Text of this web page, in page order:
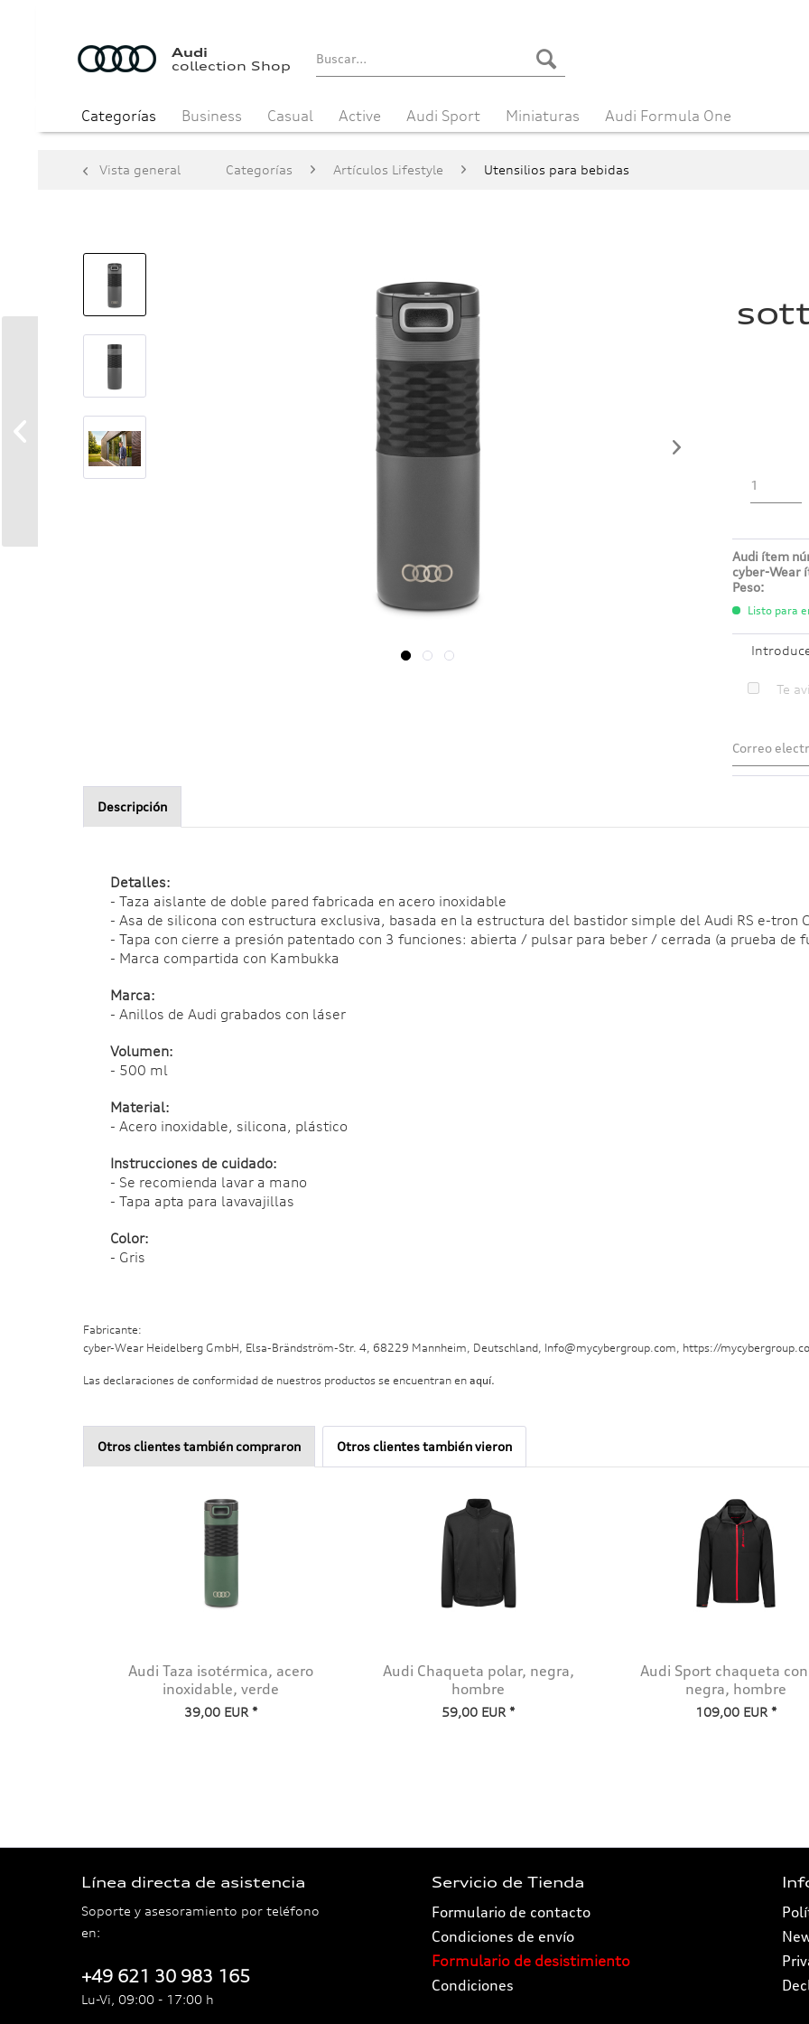
Audi
collection Shop
Categorías Business Casual Active Audi Sport Miniaturas Audi Formula One
Vista general Categorías Artículos Lifestyle Utensilios para bebidas
Audi ítem
cyber-Wear
Peso:
Listo para
Te
Descripción
Detalles:
- Taza aislante de doble pared fabricada en acero inoxidable
- Asa de silicona con estructura exclusiva, basada en la estructura del bastidor simple del Audi RS e-tron
- Tapa con cierre a presión patentado con 3 funciones: abierta / pulsar para beber / cerrada (a prueba de
- Marca compartida con Kambukka
Marca:
- Anillos de Audi grabados con láser
Volumen:
- 500 ml
Material:
- Acero inoxidable, silicona, plástico
Instrucciones de cuidado:
- Se recomienda lavar a mano
- Tapa apta para lavavajillas
Color:
- Gris
Fabricante:
cyber-Wear Heidelberg GmbH, Elsa-Brändström-Str. 4, 68229 Mannheim, Deutschland, Info@mycybergroup.com, https://
Las declaraciones de conformidad de nuestros productos se encuentran en aquí.
Otros clientes también compraron Otros clientes también vieron
Audi Taza isotérmica, acero
inoxidable, verde
39,00 EUR *
Audi Chaqueta polar, negra,
hombre
59,00 EUR *
Audi Sport chaqueta
negra, hombre
109,00 EUR *
Línea directa de asistencia
Soporte y asesoramiento por teléfono
en:
+49 621 30 983 165
Lu-Vi, 09:00 - 17:00 h
Servicio de Tienda
Formulario de contacto
Condiciones de envío
Formulario de desistimiento
Condiciones